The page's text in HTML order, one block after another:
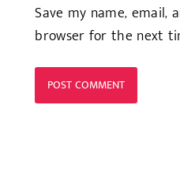
Save my name, email,
browser for the next